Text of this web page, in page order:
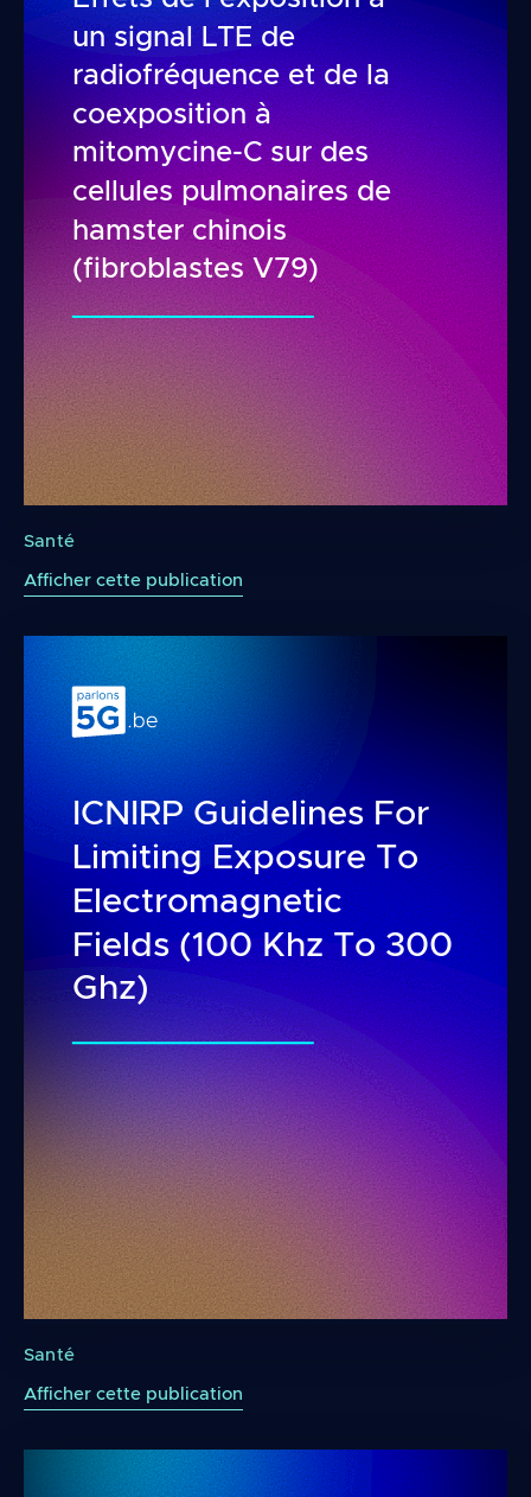
un signal LTE de
radiofréquence et de la
coexposition à
mitomycine-C sur des
cellules pulmonaires de
hamster chinois
(fibroblastes V79)
Santé
Afficher cette publication
ICNIRP Guidelines For
Limiting Exposure To
Electromagnetic
Fields (100 Khz To 300
Ghz)
Santé
Afficher cette publication